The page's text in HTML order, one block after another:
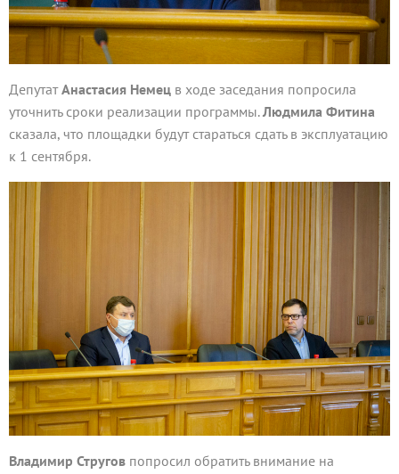
ДепутатАнастасия Немец в ходе заседания попросила
уточнить сроки реализации программы.Людмила Фитина
сказала, что площадки будут стараться сдать в эксплуатацию
к 1 сентября.
Владимир Стругов попросил обратить внимание на